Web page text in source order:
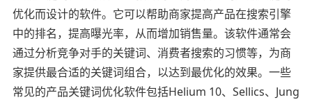
优化而设计的软件。它可以帮助商家提高产品在搜索引擎
中的排名，提高曝光率，从而增加销售量。该软件通常会
通过分析竞争对手的关键词、消费者搜索的习惯等，为商
家提供最合适的关键词组合，以达到最优化的效果。一些
常见的产品关键词优化软件包括Helium 10、Sellics、Jung